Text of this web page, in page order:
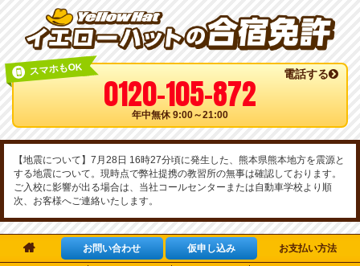
スマホもOK 電話する
0120-105-872
年中無休 9:00～21:00
【地震について】7月28日 16時27分頃に発生した、熊本県熊本地方を震源と
する地震について。現時点で弊社提携の教習所の無事は確認しております。
ご入校に影響が出る場合は、当社コールセンターまたは自動車学校より順
次、お客様へご連絡いたします。
 お問い合わせ 仮申し込み お支払い方法